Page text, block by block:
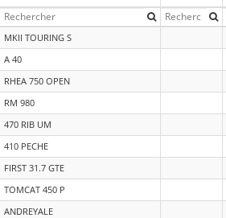
MKII TOURING S
A 40
RHEA 750 OPEN
RM 980
470 RIB UM
410 PECHE
FIRST 31.7 GTE
TOMCAT 450 P
ANDREYALE